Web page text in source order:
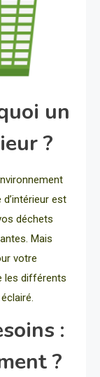
un
?
est
déchets
Mais
votre
les différents
:
?